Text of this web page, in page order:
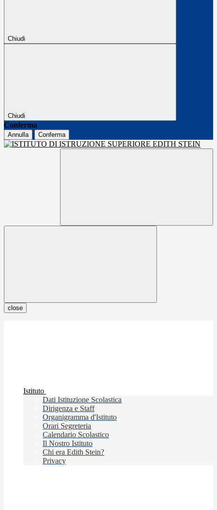
Chiudi
Chiudi
Conferma
Annulla Conferma
close
Istituto
Dati Istituzione Scolastica
Dirigenza e Staff
Organigramma d'Istituto
Orari Segreteria
Calendario Scolastico
Il Nostro Istituto
Chi era Edith Stein?
Privacy